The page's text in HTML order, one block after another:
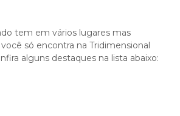
tem em vários lugares mas
só encontra na Tridimensional
alguns destaques na lista abaixo: